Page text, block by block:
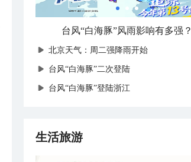
台风“白海豚”风雨影响有多强？
北京天气：周二强降雨开始
台风“白海豚”二次登陆
台风“白海豚”登陆浙江
生活旅游